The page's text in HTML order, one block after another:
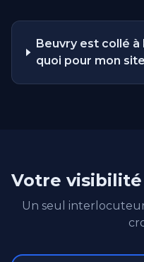
Beuvry est collé à
quoi pour mon
Votre
Un seul